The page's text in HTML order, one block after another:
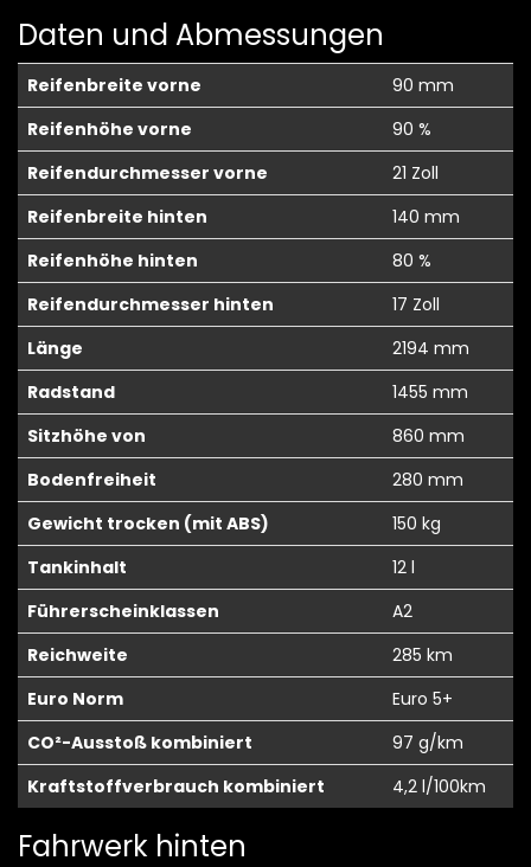
Daten und Abmessungen
Reifenbreite vorne
90 mm
Reifenhöhe vorne
90 %
Reifendurchmesser vorne
21 Zoll
Reifenbreite hinten
140 mm
Reifenhöhe hinten
80 %
Reifendurchmesser hinten
17 Zoll
Länge
2194 mm
Radstand
1455 mm
Sitzhöhe von
860 mm
Bodenfreiheit
280 mm
Gewicht trocken (mit ABS)
150 kg
Tankinhalt
12 l
Führerscheinklassen
A2
Reichweite
285 km
Euro Norm
Euro 5+
CO²-Ausstoß kombiniert
97 g/km
Kraftstoffverbrauch kombiniert
4,2 l/100km
Fahrwerk hinten